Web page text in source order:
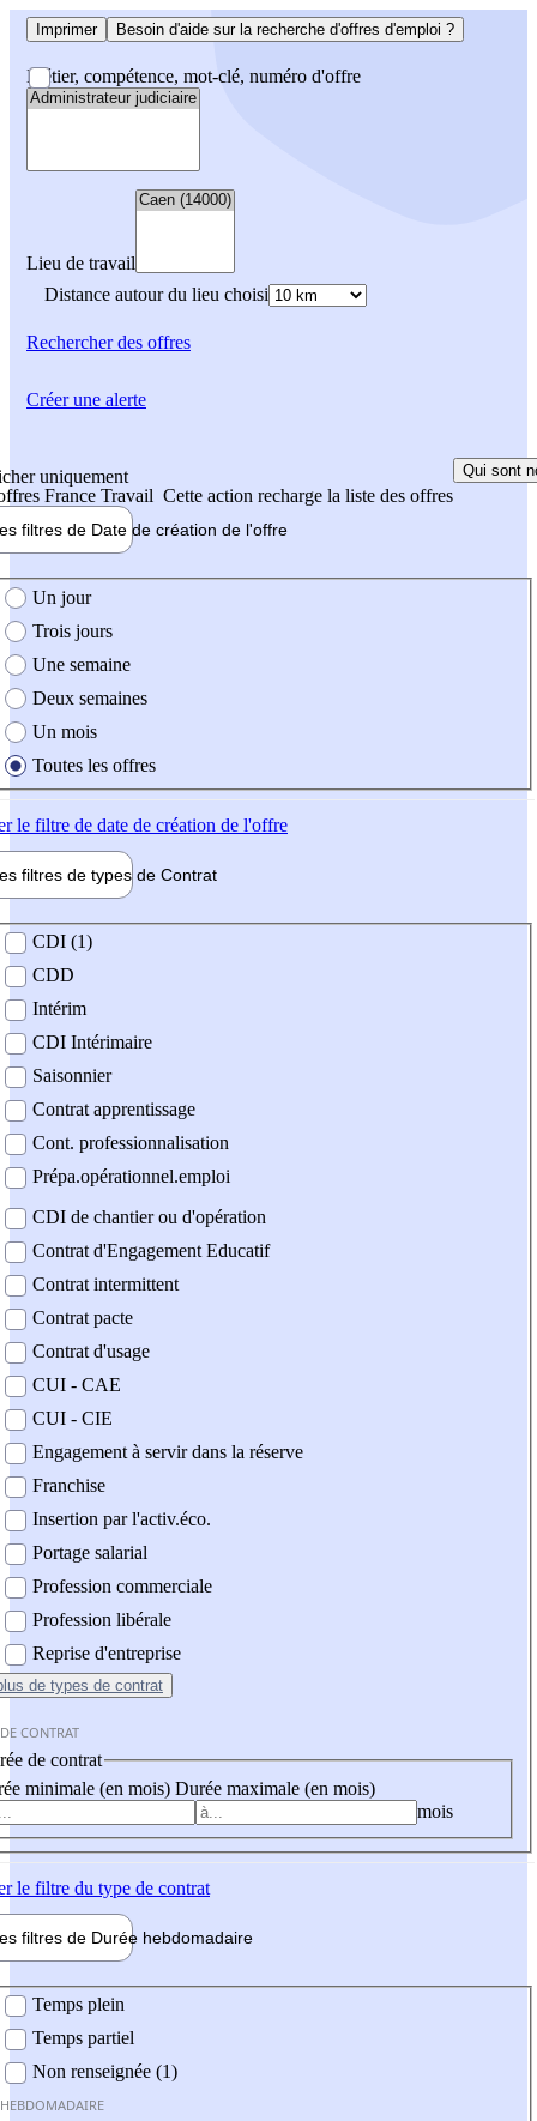
Imprimer Besoin d'aide sur la recherche d'offres d'emploi ?
Métier, compétence, mot-clé, numéro d'offre
Lieu de travail
Distance autour du lieu choisi
Rechercherdes offres
uniquement
France Travail Cette action recharge la liste des offres
Qui sont
filtres de Date de création de l'offre
création de l'offre
Un jour
Trois jours
Une semaine
Deux semaines
Un mois
Toutes les offres
le filtre de date de création de l'offre
filtres de types de Contrat
contrat
CDI (1)
CDD
Intérim
CDI Intérimaire
Saisonnier
Contrat apprentissage
Cont. professionnalisation
Prépa.opérationnel.emploi
CDI de chantier ou d'opération
Contrat d'Engagement Educatif
Contrat intermittent
Contrat pacte
Contrat d'usage
CUI - CAE
CUI - CIE
Engagement à servir dans la réserve
Franchise
Insertion par l'activ.éco.
Portage salarial
Profession commerciale
Profession libérale
Reprise d'entreprise
de types de contrat
CONTRAT
de contrat
minimale (en mois) Durée maximale (en mois)
mois
le filtre du type de contrat
filtres de Durée hebdomadaire
Temps plein
Temps partiel
Non renseignée (1)
Créer une alerte